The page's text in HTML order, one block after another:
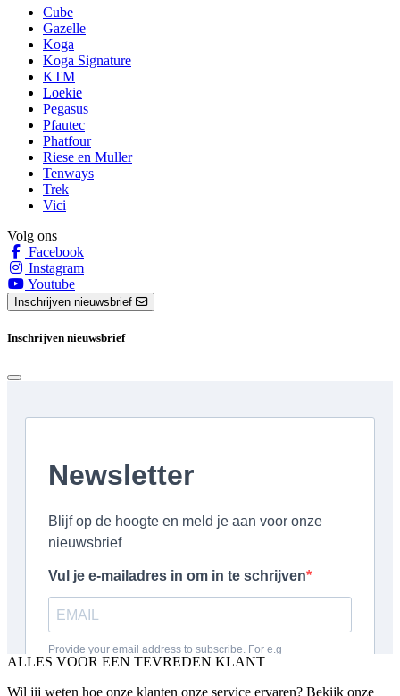
Cube
Gazelle
Koga
Koga Signature
KTM
Loekie
Pegasus
Pfautec
Phatfour
Riese en Muller
Tenways
Trek
Vici
Volg ons
Facebook
Instagram
Youtube
Inschrijven nieuwsbrief
Inschrijven nieuwsbrief
ALLES VOOR EEN TEVREDEN KLANT
Wil jij weten hoe onze klanten onze service ervaren? Bekijk onze